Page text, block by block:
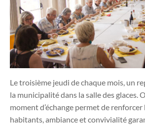
Le troisième jeudi de chaque mois, un
la municipalité dans la salle des glaces.
moment d’échange permet de
habitants, ambiance et convivialité